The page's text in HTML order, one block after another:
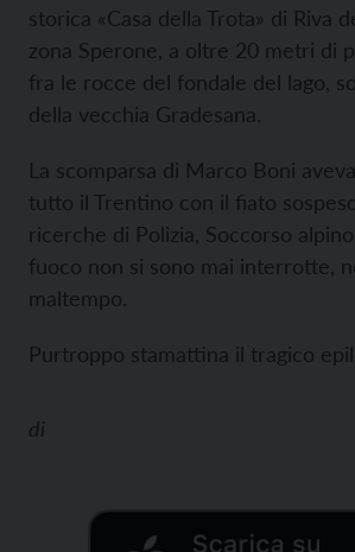
storica «Casa della Trota» di Riva
zona Sperone, a oltre 20 metri di
fra le rocce del fondale del lago,
della vecchia Gradesana.
La scomparsa di Marco Boni
tutto il Trentino con il fiato
ricerche di Polizia, Soccorso
fuoco non si sono mai interrotte,
maltempo.
Purtroppo stamattina il tragico
di